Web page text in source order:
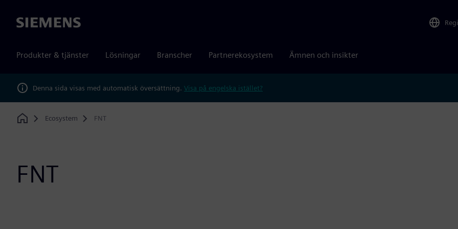
Siemens
Produkter & tjänster Lösningar Branscher Partnerekosystem Ämnen och insikter
Denna sida visas med automatisk översättning. Visa på engelska istället?
Home
Ecosystem FNT
FNT